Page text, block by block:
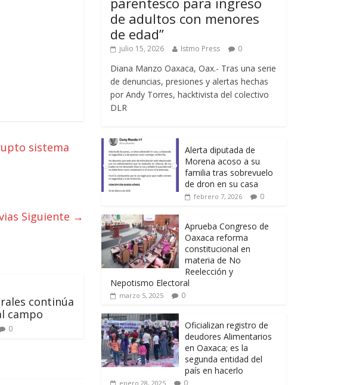
sistema
Siguiente →
continúa
campo
0
de adultos con menores
de edad”
julio 15, 2026 Istmo Press 0
Diana Manzo Oaxaca, Oax.- Tras una serie
de denuncias, presiones y alertas hechas
por Andy Torres, hacktivista del colectivo
DLR
Alerta diputada de
Morena acoso a su
familia tras sobrevuelo
de dron en su casa
febrero 7, 2026 0
Aprueba Congreso de
Oaxaca reforma
constitucional en
materia de No
Reelección y
Nepotismo Electoral
marzo 5, 2025 0
Oficializan registro de
deudores Alimentarios
en Oaxaca; es la
segunda entidad del
país en hacerlo
enero 28, 2025 0